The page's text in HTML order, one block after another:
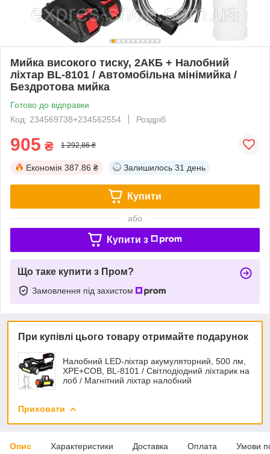
Мийка високого тиску, 2АКБ + Налобний
ліхтар BL-8101 / Автомобільна мінімийка /
Бездротова мийка
Готово до відправки
Код: 234569738+234562554
Роздріб
905 ₴ 1 292,86 ₴
Економія 387.86 ₴ Залишилось 31 день
Купити
або
Купити з
Що таке купити з Пром?
Замовлення під захистом
При купівлі цього товару отримайте подарунок
Налобний LED-ліхтар акумуляторний, 500 лм,
XPE+COB, BL-8101 / Світлодіодний ліхтарик на
лоб / Магнітний ліхтар налобний
Приховати
Опис Характеристики Доставка Оплата Умови